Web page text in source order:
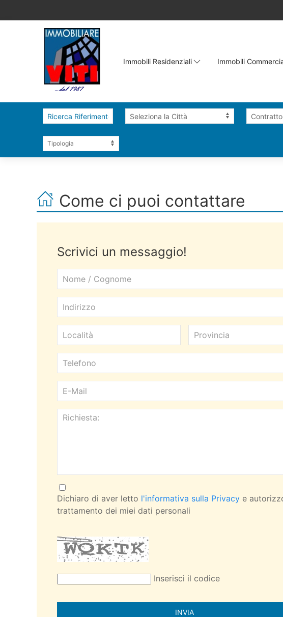
Immobili Residenziali Immobili
Come ci puoi contattare
Scrivici un messaggio!
Dichiaro di aver letto l'informativa sulla Privacy e
trattamento dei miei dati personali
Inserisci il codice